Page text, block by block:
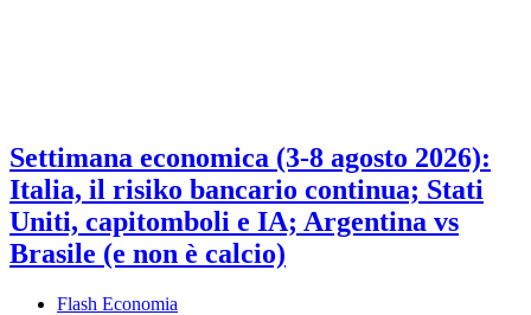
Settimana economica (3-8 agosto 2026):
Italia, il risiko bancario continua; Stati
Uniti, capitomboli e IA; Argentina vs
Brasile (e non è calcio)
Flash Economia